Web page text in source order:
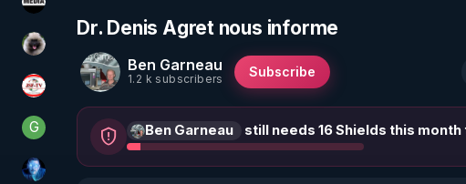
HYM.MEDIA
Priscane
JSF - TV
G Generousbear
AH2020
Dr. Denis Agret nous informe
Ben Garneau
1.2 k subscribers Subscribe
Ben Garneau still needs 16 Shields this